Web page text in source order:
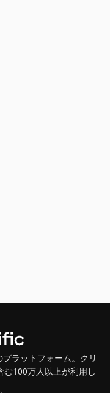
ラットフォーム。クリ
100万人以上が利用し